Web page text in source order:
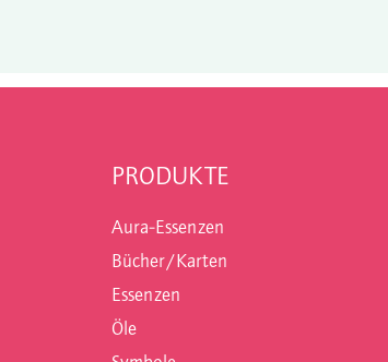
PRODUKTE
Aura-Essenzen
Bücher/Karten
Essenzen
Öle